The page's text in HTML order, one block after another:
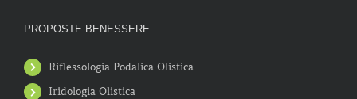
PROPOSTE BENESSERE
Riflessologia Podalica Olistica
Iridologia Olistica